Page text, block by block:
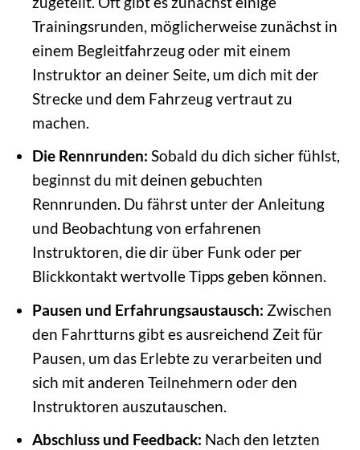
Trainingsrunden, möglicherweise zunächst in
einem Begleitfahrzeug oder mit einem
Instruktor an deiner Seite, um dich mit der
Strecke und dem Fahrzeug vertraut zu
machen.
Die Rennrunden: Sobald du dich sicher fühlst,
beginnst du mit deinen gebuchten
Rennrunden. Du fährst unter der Anleitung
und Beobachtung von erfahrenen
Instruktoren, die dir über Funk oder per
Blickkontakt wertvolle Tipps geben können.
Pausen und Erfahrungsaustausch: Zwischen
den Fahrtturns gibt es ausreichend Zeit für
Pausen, um das Erlebte zu verarbeiten und
sich mit anderen Teilnehmern oder den
Instruktoren auszutauschen.
Abschluss und Feedback: Nach den letzten